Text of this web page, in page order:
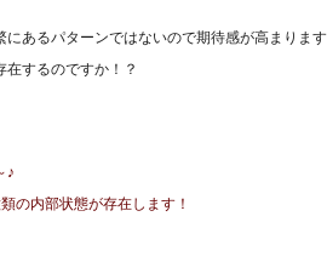
にあるパターンではないので期待感が高まりま
在するのですか！？
♪
の内部状態が存在します！